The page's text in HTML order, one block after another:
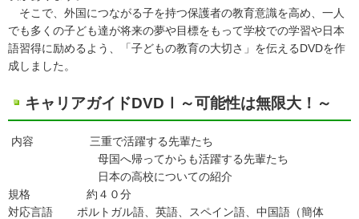
そこで、外国につながる子を持つ保護者の教育意識を高め、一人
でも多くの子ども達が将来の夢や目標をもって学校での学習や日本
語習得に励めるよう、「子どもの教育の大切さ」を伝えるDVDを作
成しました。
キャリアガイドDVDⅠ～可能性は無限大！～
内容 三重で活躍する先輩たち
母国へ帰ってからも活躍する先輩たち
日本の高校についての紹介
規格 約４０分
対応言語 ポルトガル語、英語、スペイン語、中国語（簡体